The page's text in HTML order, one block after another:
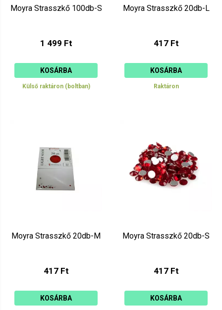
Moyra Strasszkő 100db-S
1 499 Ft
KOSÁRBA
Külső raktáron (boltban)
Moyra Strasszkő 20db-L
417 Ft
KOSÁRBA
Raktáron
Moyra Strasszkő 20db-M
417 Ft
KOSÁRBA
Moyra Strasszkő 20db-S
417 Ft
KOSÁRBA